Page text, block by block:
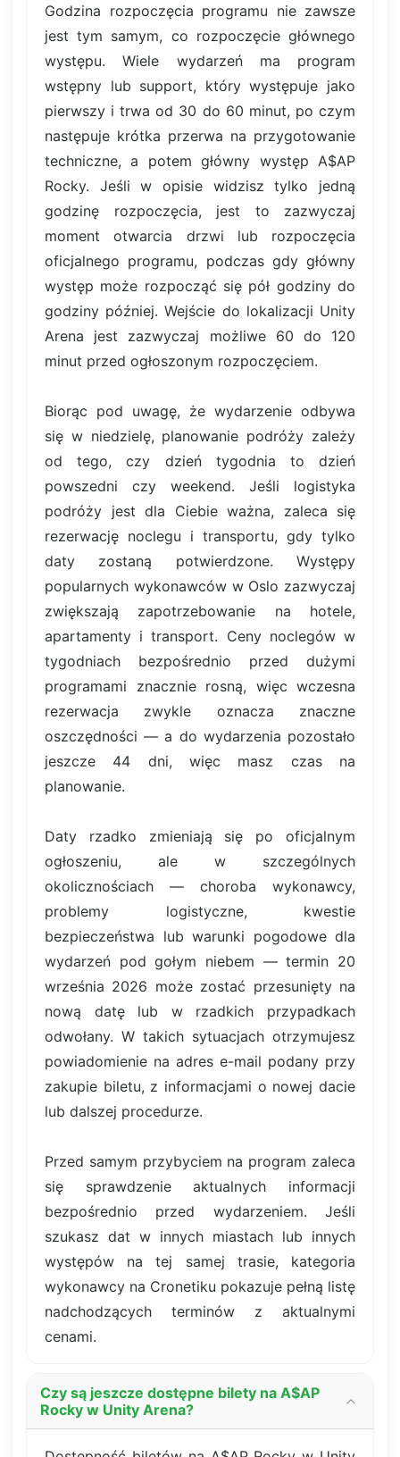
Godzina rozpoczęcia programu nie zawsze
jest tym samym, co rozpoczęcie głównego
występu. Wiele wydarzeń ma program
wstępny lub support, który występuje jako
pierwszy i trwa od 30 do 60 minut, po czym
następuje krótka przerwa na przygotowanie
techniczne, a potem główny występ A$AP
Rocky. Jeśli w opisie widzisz tylko jedną
godzinę rozpoczęcia, jest to zazwyczaj
moment otwarcia drzwi lub rozpoczęcia
oficjalnego programu, podczas gdy główny
występ może rozpocząć się pół godziny do
godziny później. Wejście do lokalizacji Unity
Arena jest zazwyczaj możliwe 60 do 120
minut przed ogłoszonym rozpoczęciem.
Biorąc pod uwagę, że wydarzenie odbywa
się w niedzielę, planowanie podróży zależy
od tego, czy dzień tygodnia to dzień
powszedni czy weekend. Jeśli logistyka
podróży jest dla Ciebie ważna, zaleca się
rezerwację noclegu i transportu, gdy tylko
daty zostaną potwierdzone. Występy
popularnych wykonawców w Oslo zazwyczaj
zwiększają zapotrzebowanie na hotele,
apartamenty i transport. Ceny noclegów w
tygodniach bezpośrednio przed dużymi
programami znacznie rosną, więc wczesna
rezerwacja zwykle oznacza znaczne
oszczędności — a do wydarzenia pozostało
jeszcze 44 dni, więc masz czas na
planowanie.
Daty rzadko zmieniają się po oficjalnym
ogłoszeniu, ale w szczególnych
okolicznościach — choroba wykonawcy,
problemy logistyczne, kwestie
bezpieczeństwa lub warunki pogodowe dla
wydarzeń pod gołym niebem — termin 20
września 2026 może zostać przesunięty na
nową datę lub w rzadkich przypadkach
odwołany. W takich sytuacjach otrzymujesz
powiadomienie na adres e-mail podany przy
zakupie biletu, z informacjami o nowej dacie
lub dalszej procedurze.
Przed samym przybyciem na program zaleca
się sprawdzenie aktualnych informacji
bezpośrednio przed wydarzeniem. Jeśli
szukasz dat w innych miastach lub innych
występów na tej samej trasie, kategoria
wykonawcy na Cronetiku pokazuje pełną listę
nadchodzących terminów z aktualnymi
cenami.
Czy są jeszcze dostępne bilety na A$AP
Rocky w Unity Arena?